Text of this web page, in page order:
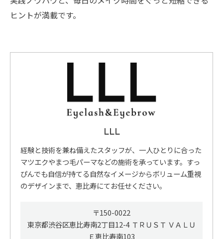
ヒントが満載です。
LLL
経験と技術を兼ね備えたスタッフが、一人ひとりに合った
マツエクやまつ毛パーマなどの施術を承っています。すっ
ぴんでも自信が持てる自然なイメージからボリューム重視
のデザインまで、恵比寿にてお任せください。
〒150-0022
東京都渋谷区恵比寿南2丁目12-4 ＴＲＵＳＴ ＶＡＬＵ
Ｅ恵比寿南103